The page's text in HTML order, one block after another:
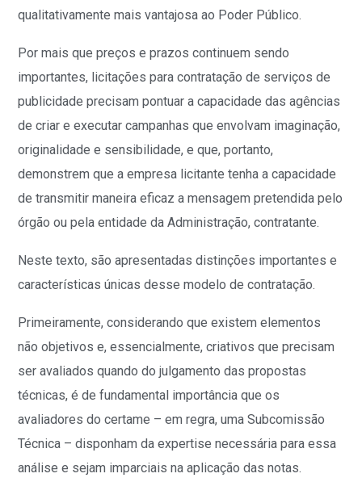
qualitativamente mais vantajosa ao Poder Público.
Por mais que preços e prazos continuem sendo
importantes, licitações para contratação de serviços de
publicidade precisam pontuar a capacidade das agências
de criar e executar campanhas que envolvam imaginação,
originalidade e sensibilidade, e que, portanto,
demonstrem que a empresa licitante tenha a capacidade
de transmitir maneira eficaz a mensagem pretendida pelo
órgão ou pela entidade da Administração, contratante.
Neste texto, são apresentadas distinções importantes e
características únicas desse modelo de contratação.
Primeiramente, considerando que existem elementos
não objetivos e, essencialmente, criativos que precisam
ser avaliados quando do julgamento das propostas
técnicas, é de fundamental importância que os
avaliadores do certame – em regra, uma Subcomissão
Técnica – disponham da expertise necessária para essa
análise e sejam imparciais na aplicação das notas.